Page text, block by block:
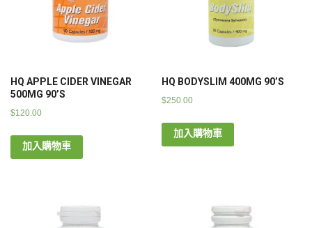
HQ APPLE CIDER VINEGAR
500MG 90’S
$120.00
加入購物車
HQ BODYSLIM 400MG 90’S
$250.00
加入購物車